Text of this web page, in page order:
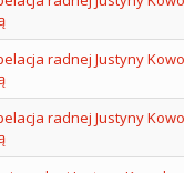
radnej Justyny
radnej Justyny